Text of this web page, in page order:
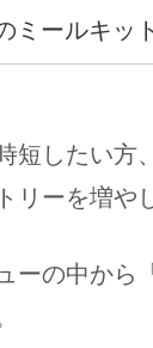
ミールキッ
短したい方
リーを増や
ーの中から